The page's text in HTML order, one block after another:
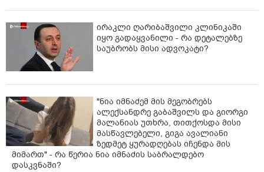
ირაკლი ღარიბაშვილი კლინიკაში
იყო გადაყვანილი - რა დეტალებზე
საუბრობს მისი ადვოკატი?
"ნია იმნაძემ მის მეგობრებს
ალექსანდრე გაბაშვილს და გიორგი
მალანიას უთხრა, თითქოსდა მისი
მასწავლებელი, გიგა ავალიანი
ზედმეტ ყურადღებას იჩენდა მის
მიმართ" - რა წერია ნია იმნაძის საბრალდებო
დასკვნაში?